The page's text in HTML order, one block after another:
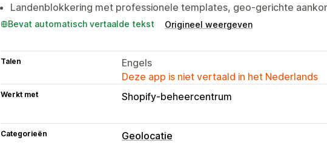
Landenblokkering met professionele templates, geo-gerichte
Bevat automatisch vertaalde tekst Origineel weergeven
Talen
Engels
Deze app is niet vertaald in het Nederlands
Werkt met Shopify-beheercentrum
Categorieën Geolocatie